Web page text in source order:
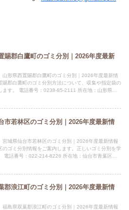
賜郡白鷹町のゴミ分別｜2026年度最新
山形県西置賜郡白鷹町のゴミ分別｜2026年度最新情
賜郡白鷹町のゴミ分別方法について、収集や指定袋の
ます。 電話番号：0238-85-2111 所在地：山形県西
市若林区のゴミ分別｜2026年度最新情
宮城県仙台市若林区のゴミ分別｜2026年度最新情報
のゴミ分別情報をご案内します。正しいゴミ分別を学
電話番号：022-214-8226 所在地：仙台市青葉区二
郡浪江町のゴミ分別｜2026年度最新情
福島県双葉郡浪江町のゴミ分別｜2026年度最新情報